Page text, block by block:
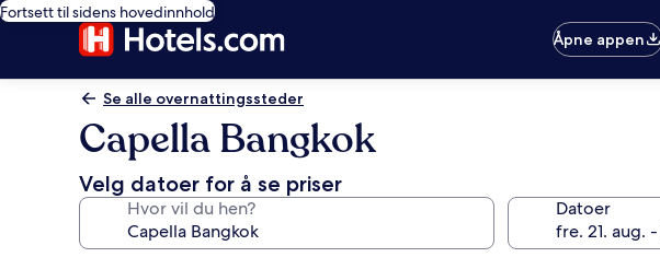
Fortsett til sidens hovedinnhold
Åpne appen
Se alle overnattingssteder
Capella Bangkok
Velg datoer for å se priser
Hvor vil du hen? Datoer